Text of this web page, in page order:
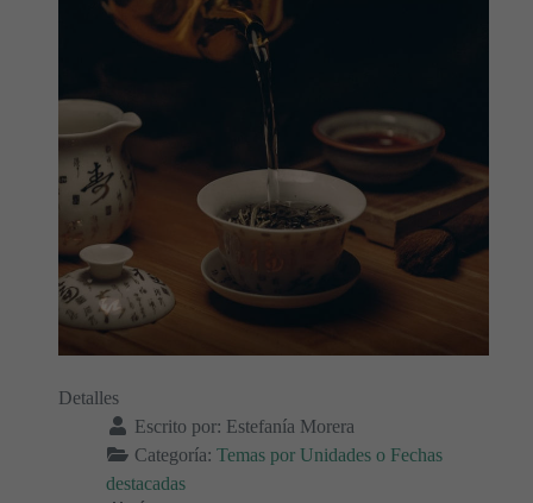
Detalles
Escrito por: Estefanía Morera
Categoría: Temas por Unidades o Fechas
destacadas